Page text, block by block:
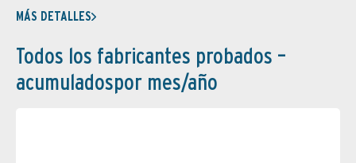
MÁS DETALLES
Todos los fabricantes probados –
acumuladospor mes/año